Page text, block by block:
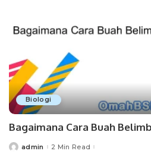
Biologi
Bagaimana Cara Buah
Posted
admin 2 Min Read